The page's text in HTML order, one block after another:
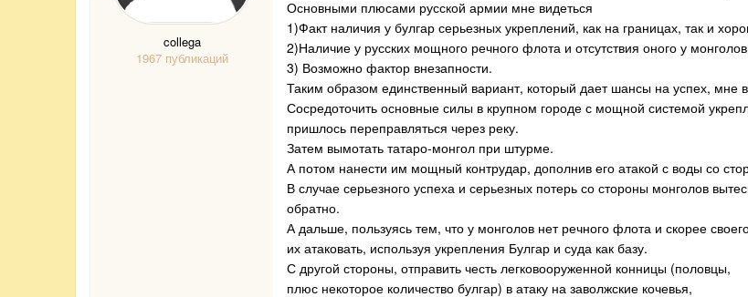
collega
1967 публикаций
Основными плюсами русской армии мне видеться
1)Факт наличия у булгар серьезных укреплений, как на границах, так и
2)Наличие у русских мощного речного флота и отсутствия оного у
3) Возможно фактор внезапности.
Таким образом единственный вариант, который дает шансы на успех,
Сосредоточить основные силы в крупном городе с мощной системой
пришлось переправляться через реку.
Затем вымотать татаро-монгол при штурме.
А потом нанести им мощный контрудар, дополнив его атакой с воды со
В случае серьезного успеха и серьезных потерь со стороны монголов
обратно.
А дальше, пользуясь тем, что у монголов нет речного флота и скорее
их атаковать, используя укрепления Булгар и суда как базу.
С другой стороны, отправить честь легковооруженной конницы (половцы,
плюс некоторое количество булгар) в атаку на заволжские кочевья,